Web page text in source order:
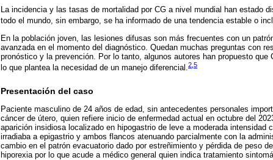
La incidencia y las tasas de mortalidad por CG a nivel mundial han estado
todo el mundo, sin embargo, se ha informado de una tendencia estable o
En la población joven, las lesiones difusas son más frecuentes con un
avanzada en el momento del diagnóstico. Quedan muchas preguntas con
pronóstico y la prevención. Por lo tanto, algunos autores han propuesto
lo que plantea la necesidad de un manejo diferencial.2 5
Presentación del caso
Paciente masculino de 24 años de edad, sin antecedentes personales
cáncer de útero, quien refiere inicio de enfermedad actual en octubre del
aparición insidiosa localizado en hipogastrio de leve a moderada intensidad
irradiaba a epigastrio y ambos flancos atenuando parcialmente con la
cambio en el patrón evacuatorio dado por estreñimiento y pérdida de peso
hiporexia por lo que acude a médico general quien indica tratamiento